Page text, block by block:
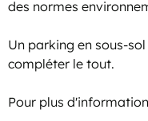
des normes
Un parking en sous-
compléter le tout.
Pour plus